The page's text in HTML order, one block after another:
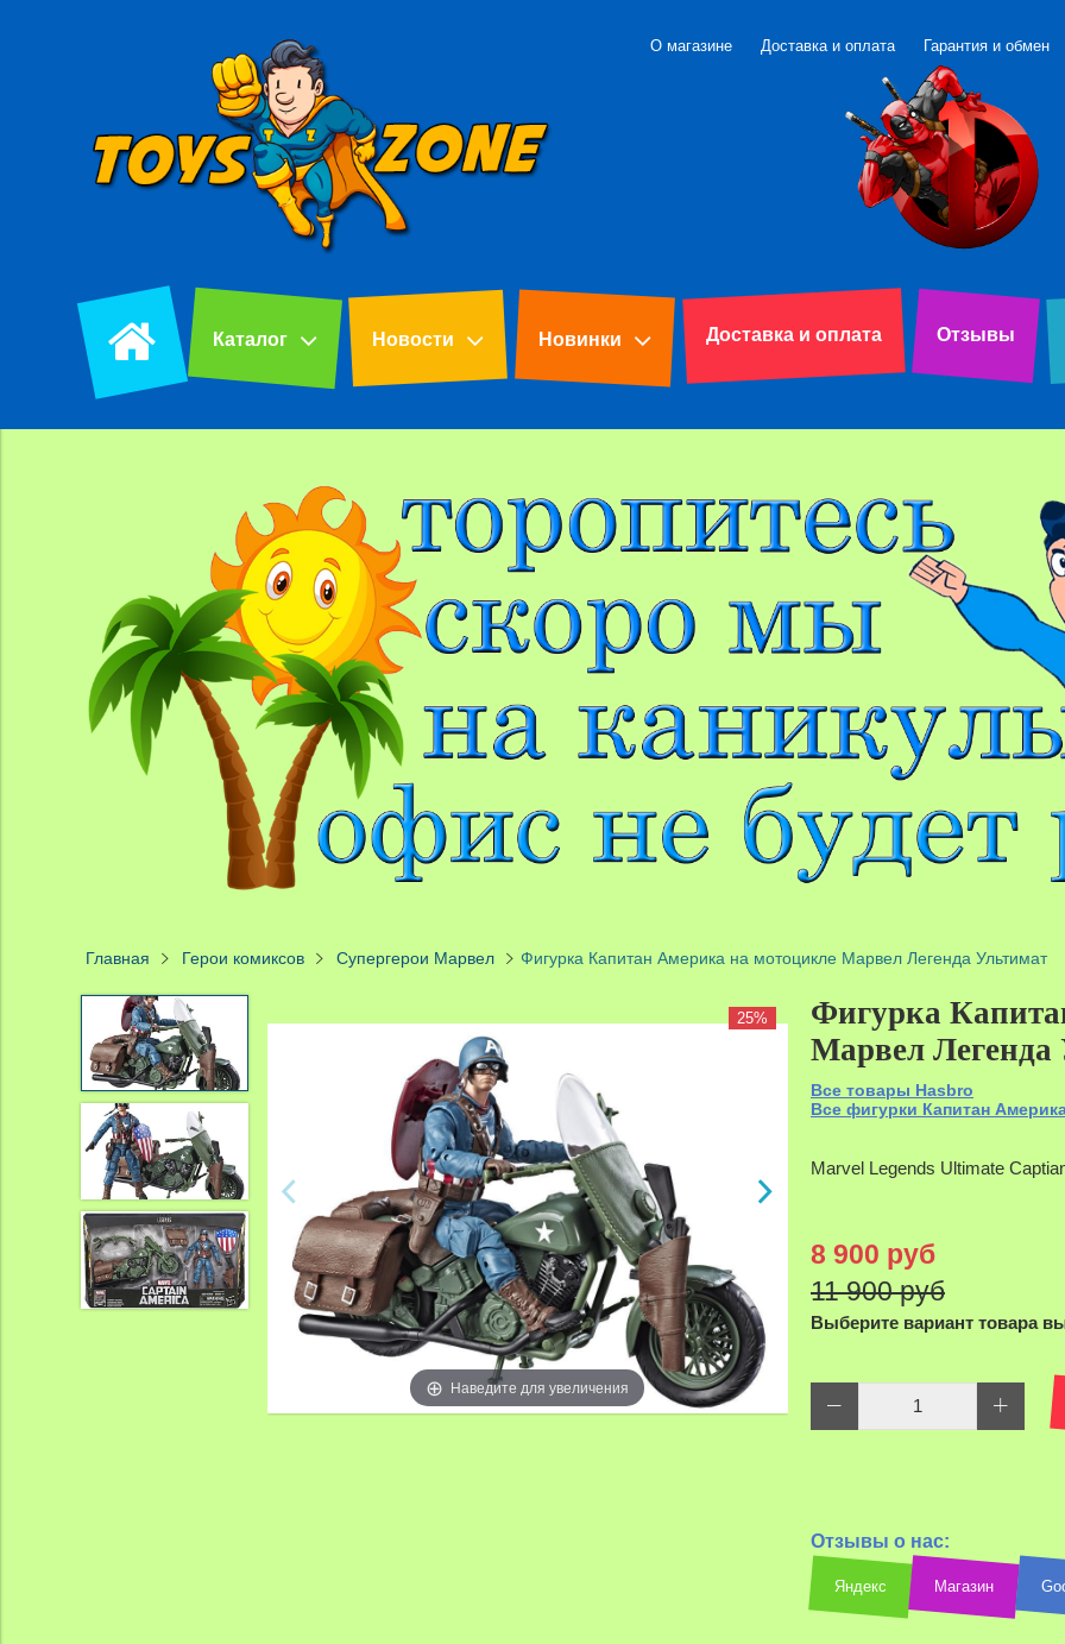
О магазине Доставка и оплата Гарантия и обмен
Каталог Новости Новинки Доставка и оплата Отзывы
Главная Герои комиксов Супергерои Марвел Фигурка Капитан Америка на мотоцикле Марвел Легенда Ультимат
25%
Наведите для увеличения Наведите
Фигурка
Марвел Легенда
Все товары Hasbro
Все фигурки Капитан
Marvel Legends Ultimate
8 900 руб
11 900 руб
Выберите вариант товара
Отзывы о нас:
Яндекс Магазин